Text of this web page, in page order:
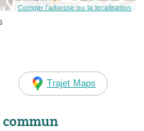
Corriger l’adresse ou la localisation
Trajet Maps